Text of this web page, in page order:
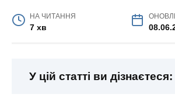
НА ЧИТАННЯ
7 хв
У цій статті ви дізнаєтеся: